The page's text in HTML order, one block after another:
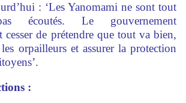
: ‘Les Yanomami ne sont tout
écoutés. Le gouvernement
cesser de prétendre que tout va bien,
orpailleurs et assurer la protection
: